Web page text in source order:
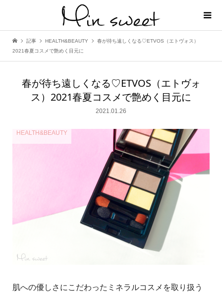
記事 HEALTH&BEAUTY
春が待ち遠しくなる♡ETVOS（エトヴォス）
2021春夏コスメで艶めく目元に
春が待ち遠しくなる♡ETVOS（エトヴォ
ス）2021春夏コスメで艶めく目元に
2021.01.26
HEALTH&BEAUTY
肌への優しさにこだわったミネラルコスメを取り扱う